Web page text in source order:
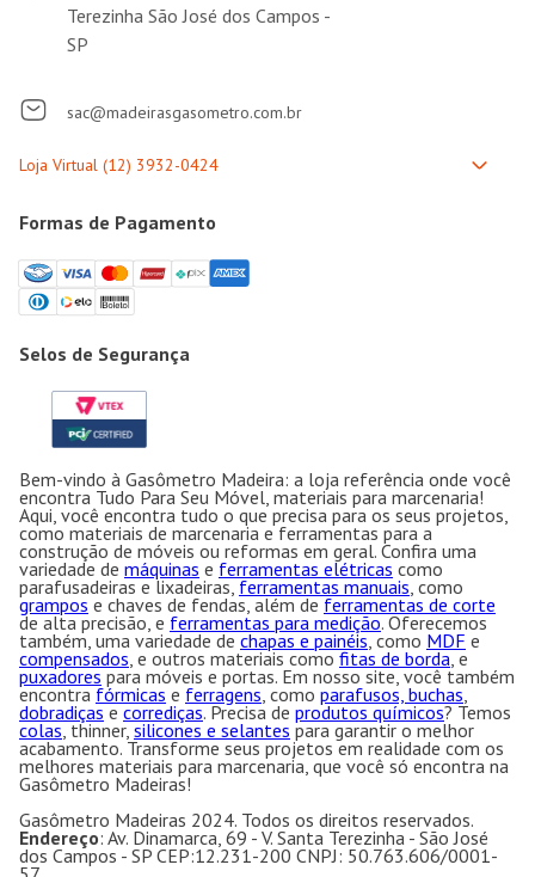
Terezinha São José dos Campos -
SP
sac@madeirasgasometro.com.br
Formas de Pagamento
Selos de Segurança
Bem-vindo à Gasômetro Madeira: a loja referência onde você
encontra Tudo Para Seu Móvel, materiais para marcenaria!
Aqui, você encontra tudo o que precisa para os seus projetos,
como materiais de marcenaria e ferramentas para a
construção de móveis ou reformas em geral. Confira uma
variedade de máquinas e ferramentas elétricas como
parafusadeiras e lixadeiras, ferramentas manuais, como
grampos e chaves de fendas, além de ferramentas de corte
de alta precisão, e ferramentas para medição. Oferecemos
também, uma variedade de chapas e painéis, como MDF e
compensados, e outros materiais como fitas de borda, e
puxadores para móveis e portas. Em nosso site, você também
encontra fórmicas e ferragens, como parafusos, buchas,
dobradiças e corrediças. Precisa de produtos químicos? Temos
colas, thinner, silicones e selantes para garantir o melhor
acabamento. Transforme seus projetos em realidade com os
melhores materiais para marcenaria, que você só encontra na
Gasômetro Madeiras!
Gasômetro Madeiras 2024. Todos os direitos reservados.
Endereço: Av. Dinamarca, 69 - V. Santa Terezinha - São José
dos Campos - SP CEP:12.231-200 CNPJ: 50.763.606/0001-